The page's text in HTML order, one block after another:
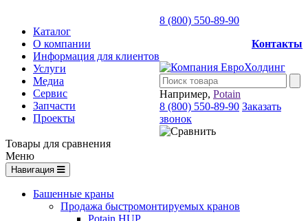
Каталог
О компании
Информация для клиентов
Услуги
Медиа
Сервис
Запчасти
Проекты
8 (800) 550-89-90
Контакты
Например, Potain
8 (800) 550-89-90 Заказать
звонок
Товары для сравнения
Меню
Навигация
Башенные краны
Продажа быстромонтируемых кранов